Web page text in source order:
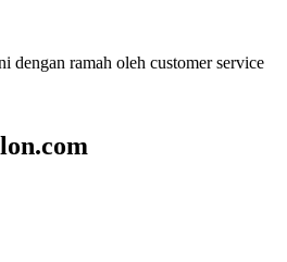
dengan ramah oleh customer service